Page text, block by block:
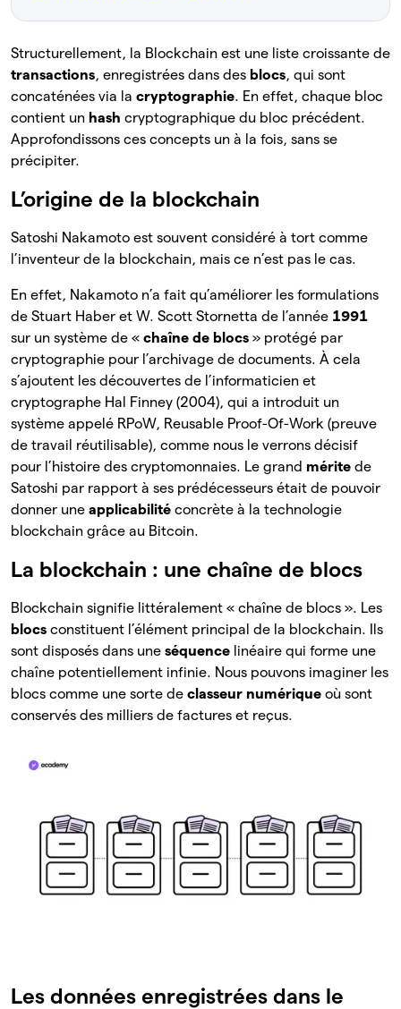
Structurellement, la Blockchain est une liste croissante de
transactions, enregistrées dans des blocs, qui sont
concaténées via la cryptographie. En effet, chaque bloc
contient un hash cryptographique du bloc précédent.
Approfondissons ces concepts un à la fois, sans se
précipiter.
L’origine de la blockchain
Satoshi Nakamoto est souvent considéré à tort comme
l’inventeur de la blockchain, mais ce n’est pas le cas.
En effet, Nakamoto n’a fait qu’améliorer les formulations
de Stuart Haber et W. Scott Stornetta de l’année 1991
sur un système de « chaîne de blocs » protégé par
cryptographie pour l’archivage de documents. À cela
s’ajoutent les découvertes de l’informaticien et
cryptographe Hal Finney (2004), qui a introduit un
système appelé RPoW, Reusable Proof-Of-Work (preuve
de travail réutilisable), comme nous le verrons décisif
pour l’histoire des cryptomonnaies. Le grand mérite de
Satoshi par rapport à ses prédécesseurs était de pouvoir
donner une applicabilité concrète à la technologie
blockchain grâce au Bitcoin.
La blockchain : une chaîne de blocs
Blockchain signifie littéralement « chaîne de blocs ». Les
blocs constituent l’élément principal de la blockchain. Ils
sont disposés dans une séquence linéaire qui forme une
chaîne potentiellement infinie. Nous pouvons imaginer les
blocs comme une sorte de classeur numérique où sont
conservés des milliers de factures et reçus.
Les données enregistrées dans le